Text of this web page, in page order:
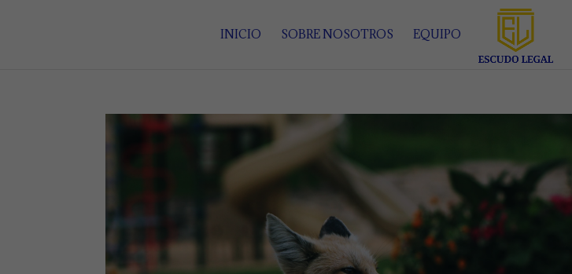
INICIO SOBRE NOSOTROS EQUIPO